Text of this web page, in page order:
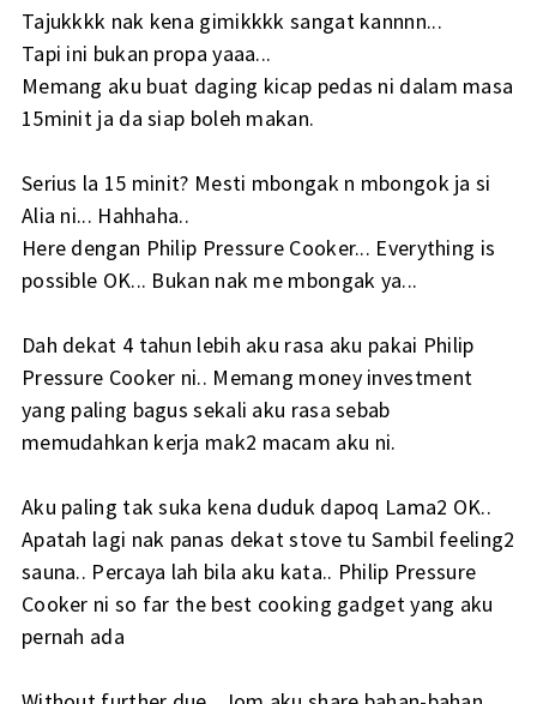
Tajukkkk nak kena gimikkkk sangat kannnn...
Tapi ini bukan propa yaaa...
Memang aku buat daging kicap pedas ni dalam masa
15minit ja da siap boleh makan.
Serius la 15 minit? Mesti mbongak n mbongok ja si
Alia ni... Hahhaha..
Here dengan Philip Pressure Cooker... Everything is
possible OK... Bukan nak me mbongak ya...
Dah dekat 4 tahun lebih aku rasa aku pakai Philip
Pressure Cooker ni.. Memang money investment
yang paling bagus sekali aku rasa sebab
memudahkan kerja mak2 macam aku ni.
Aku paling tak suka kena duduk dapoq Lama2 OK..
Apatah lagi nak panas dekat stove tu Sambil feeling2
sauna.. Percaya lah bila aku kata.. Philip Pressure
Cooker ni so far the best cooking gadget yang aku
pernah ada